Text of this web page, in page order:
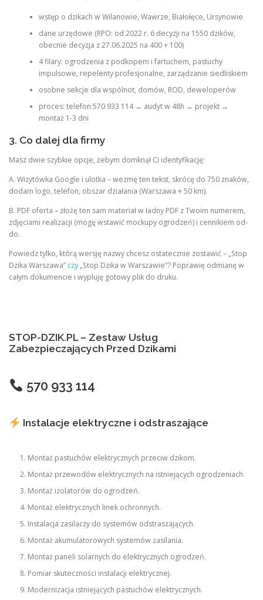
wstęp o dzikach w Wilanowie, Wawrze, Białołęce, Ursynowie
dane urzędowe (RPO: od 2022 r. 6 decyzji na 1550 dzików,
obecnie decyzja z 27.06.2025 na 400 + 100)
4 filary: ogrodzenia z podkopem i fartuchem, pastuchy
impulsowe, repelenty profesjonalne, zarządzanie siedliskiem
osobne sekcje dla wspólnot, domów, ROD, deweloperów
proces: telefon 570 933 114 → audyt w 48h → projekt →
montaż 1-3 dni
3. Co dalej dla firmy
Masz dwie szybkie opcje, żebym domknął Ci identyfikację:
A. Wizytówka Google i ulotka – wezmę ten tekst, skrócę do 750 znaków,
dodam logo, telefon, obszar działania (Warszawa + 50 km).
B. PDF oferta – złożę ten sam materiał w ładny PDF z Twoim numerem,
zdjęciami realizacji (mogę wstawić mockupy ogrodzeń) i cennikiem od-
do.
Powiedz tylko, którą wersję nazwy chcesz ostatecznie zostawić – „Stop
Dzika Warszawa” czy „Stop Dzika w Warszawie”? Poprawię odmianę w
całym dokumencie i wypluję gotowy plik do druku.
STOP-DZIK.PL – Zestaw Usług
Zabezpieczających Przed Dzikami
570 933 114
Instalacje elektryczne i odstraszające
Montaż pastuchów elektrycznych przeciw dzikom.
Montaż przewodów elektrycznych na istniejących ogrodzeniach.
Montaż izolatorów do ogrodzeń.
Montaż elektrycznych linek ochronnych.
Instalacja zasilaczy do systemów odstraszających.
Montaż akumulatorowych systemów zasilania.
Montaż paneli solarnych do elektrycznych ogrodzeń.
Pomiar skuteczności instalacji elektrycznej.
Modernizacja istniejących pastuchów elektrycznych.